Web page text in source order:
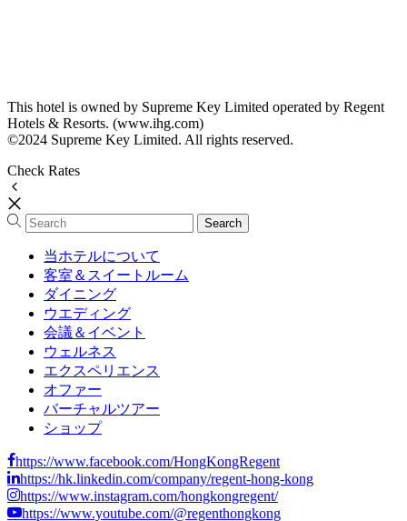
This hotel is owned by Supreme Key Limited operated by Regent
Hotels & Resorts. (www.ihg.com)
©2024 Supreme Key Limited. All rights reserved.
Check Rates
当ホテルについて
客室＆スイートルーム
ダイニング
ウエディング
会議＆イベント
ウェルネス
エクスペリエンス
オファー
バーチャルツアー
ショップ
https://www.facebook.com/HongKongRegent
https://hk.linkedin.com/company/regent-hong-kong
https://www.instagram.com/hongkongregent/
https://www.youtube.com/@regenthongkong